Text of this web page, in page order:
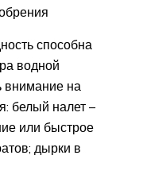
способна
водной
внимание на
белый налет –
или быстрое
дырки в